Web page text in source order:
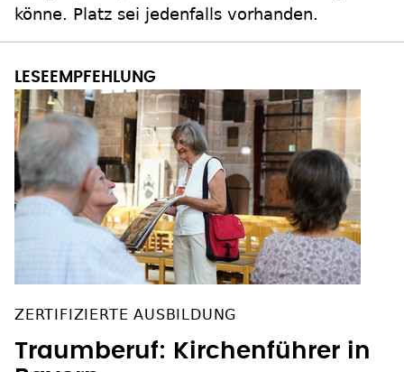
könne. Platz sei jedenfalls vorhanden.
ZERTIFIZIERTE AUSBILDUNG
Traumberuf: Kirchenführer in